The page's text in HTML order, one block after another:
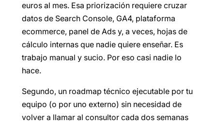
euros al mes. Esa priorización requiere cruzar
datos de Search Console, GA4, plataforma
ecommerce, panel de Ads y, a veces, hojas de
cálculo internas que nadie quiere enseñar. Es
trabajo manual y sucio. Por eso casi nadie lo
hace.
Segundo, un roadmap técnico ejecutable por tu
equipo (o por uno externo) sin necesidad de
volver a llamar al consultor cada dos semanas